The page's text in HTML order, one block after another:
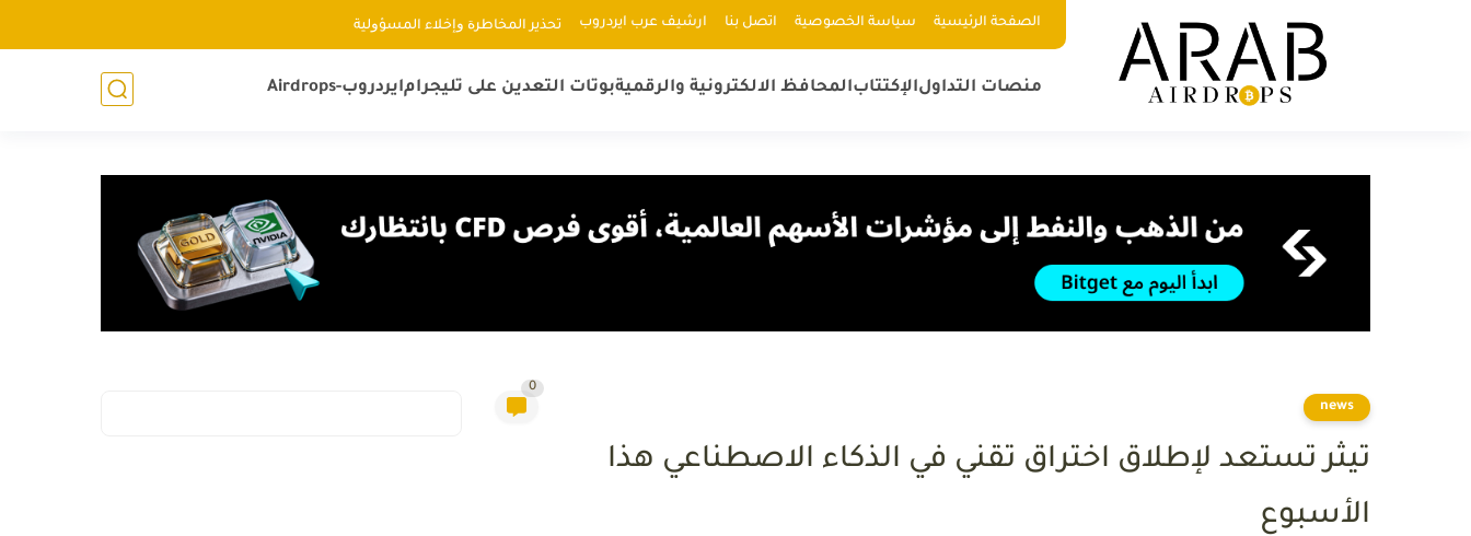
الصفحة الرئيسية سياسة الخصوصية اتصل بنا ارشيف عرب ايردروب ﺗﺤﺬﻳﺮ اﻟﻤﺨﺎﻃﺮﺓ ﻭإﺧﻼء اﻟﻤﺴﺆﻭﻟﻴﺔ
منصات التداولالإكتتابالمحافظ الالكترونية والرقميةبوتات التعدين على تليجرامايردروب-Airdrops
news
0
تيثر تستعد لإطلاق اختراق تقني في الذكاء الاصطناعي هذا
الأسبوع